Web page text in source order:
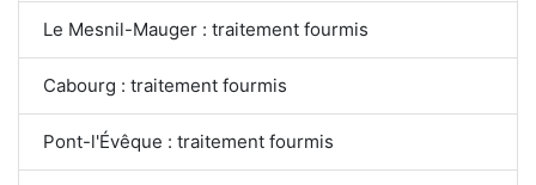
Le Mesnil-Mauger : traitement fourmis
Cabourg : traitement fourmis
Pont-l'Évêque : traitement fourmis